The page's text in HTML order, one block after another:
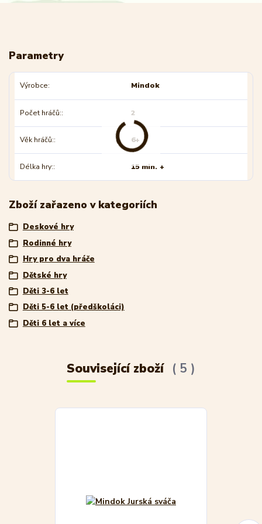
Parametry
Výrobce Mindok
Počet hráčů: 2
Věk hráčů: 6+
Délka hry: 15 min. +
Zboží zařazeno v kategoriích
Deskové hry
Rodinné hry
Hry pro dva hráče
Dětské hry
Děti 3-6 let
Děti 5-6 let (předškoláci)
Děti 6 let a více
Související zboží 5